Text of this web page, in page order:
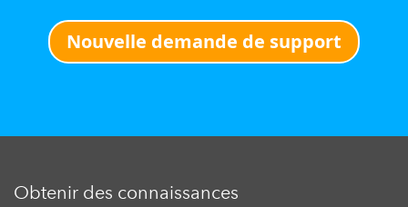
Nouvelle demande de support
Obtenir des connaissances